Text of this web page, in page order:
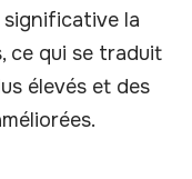
significative la
ce qui se traduit
élevés et des